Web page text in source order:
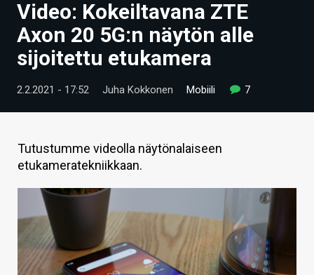
UUTISET
ARTIKKELIT
VIDEOT
TECHBBS
TIETOA
HINTA.FI
KAUPPA
VAIHDA TEEMA
Video: Kokeiltavana ZTE
Axon 20 5G:n näytön alle
sijoitettu etukamera
2.2.2021 - 17:52 Juha Kokkonen Mobiili 7
Tutustumme videolla näytönalaiseen
etukameratekniikkaan.